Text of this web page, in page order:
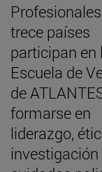
trece países
participan en
Escuela de
de
formarse en
liderazgo,
investigación